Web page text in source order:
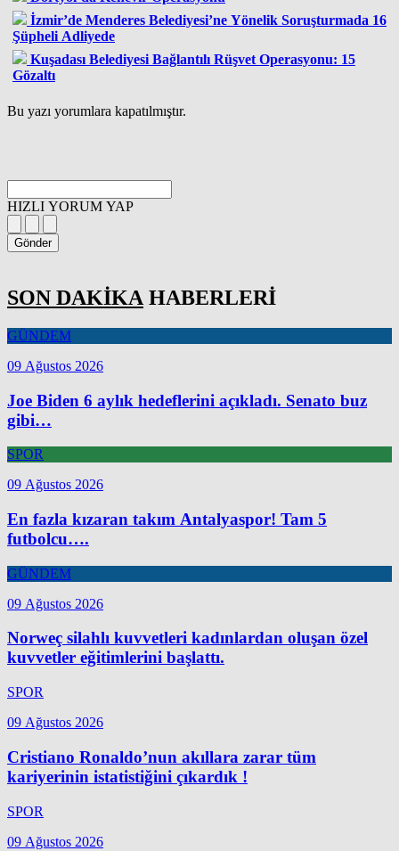
İzmir’de Menderes Belediyesi’ne Yönelik Soruşturmada 16
Şüpheli Adliyede
Kuşadası Belediyesi Bağlantılı Rüşvet Operasyonu: 15
Gözaltı
Bu yazı yorumlara kapatılmıştır.
HIZLI YORUM YAP
Gönder
SON DAKİKA HABERLERİ
GÜNDEM
09 Ağustos 2026
Joe Biden 6 aylık hedeflerini açıkladı. Senato buz
gibi…
SPOR
09 Ağustos 2026
En fazla kızaran takım Antalyaspor! Tam 5
futbolcu….
GÜNDEM
09 Ağustos 2026
Norweç silahlı kuvvetleri kadınlardan oluşan özel
kuvvetler eğitimlerini başlattı.
SPOR
09 Ağustos 2026
Cristiano Ronaldo’nun akıllara zarar tüm
kariyerinin istatistiğini çıkardık !
SPOR
09 Ağustos 2026